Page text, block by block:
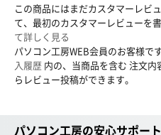
この商品にはまだカスタマーレビ
て、最初のカスタマーレビューを
て詳しく見る
パソコン工房WEB会員のお客様で
入履歴 内の、当商品を含む 注文
らレビュー投稿ができます。
パソコン工房の安心サポート